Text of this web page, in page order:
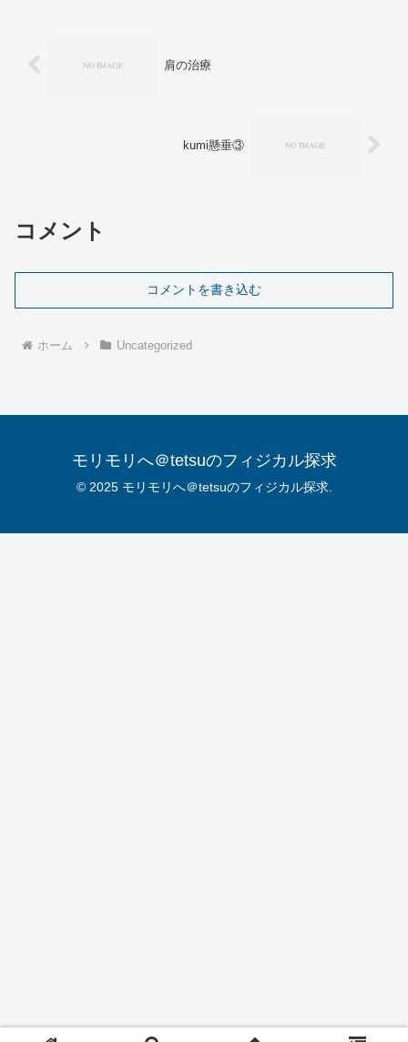
肩の治療
kumi懸垂③
コメント
コメントを書き込む
ホーム Uncategorized
モリモリへ＠tetsuのフィジカル探求
© 2025 モリモリへ＠tetsuのフィジカル探求.